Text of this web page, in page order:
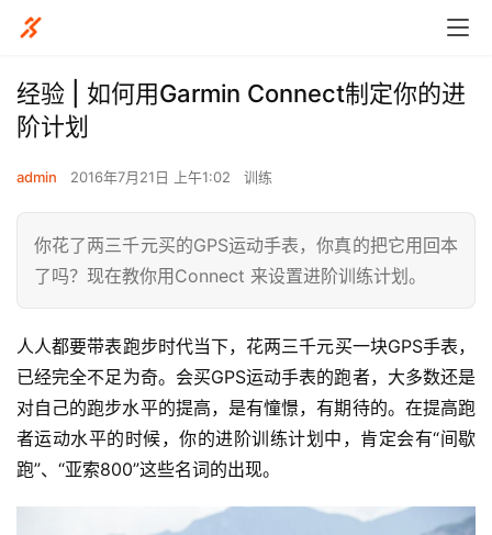
经验 | 如何用Garmin Connect制定你的进
阶计划
admin 2016年7月21日 上午1:02 训练
你花了两三千元买的GPS运动手表，你真的把它用回本
了吗？现在教你用Connect 来设置进阶训练计划。
人人都要带表跑步时代当下，花两三千元买一块GPS手表，
已经完全不足为奇。会买GPS运动手表的跑者，大多数还是
对自己的跑步水平的提高，是有憧憬，有期待的。在提高跑
者运动水平的时候，你的进阶训练计划中，肯定会有“间歇
跑”、“亚索800”这些名词的出现。